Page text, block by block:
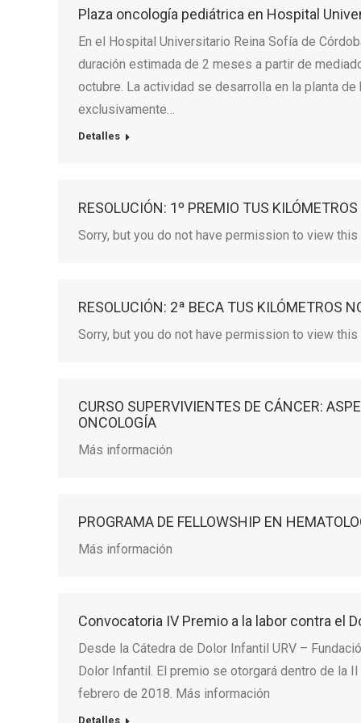
Plaza oncología pediátrica en Hospital
En el Hospital Universitario Reina Sofía de
duración estimada de 2 meses a partir de
octubre. La actividad se desarrolla en la planta
exclusivamente…
Detalles
RESOLUCIÓN: 1º PREMIO TUS
Sorry, but you do not have permission to view this
RESOLUCIÓN: 2ª BECA TUS KILÓMETROS
Sorry, but you do not have permission to view this
CURSO SUPERVIVIENTES DE CÁNCER:
ONCOLOGÍA
Más información
PROGRAMA DE FELLOWSHIP EN
Más información
Convocatoria IV Premio a la labor contra el
Desde la Cátedra de Dolor Infantil URV –
Dolor Infantil. El premio se otorgará dentro de la
febrero de 2018. Más información
Detalles